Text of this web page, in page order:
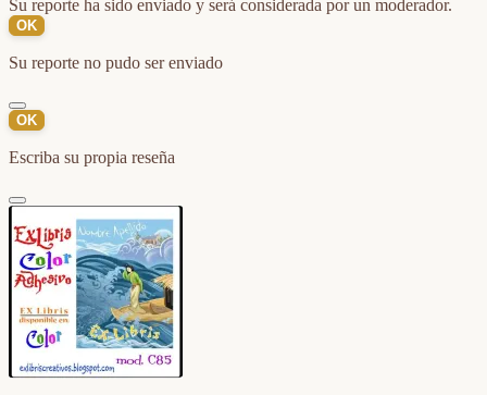
Su reporte ha sido enviado y será considerada por un moderador.
OK
Su reporte no pudo ser enviado
OK
Escriba su propia reseña